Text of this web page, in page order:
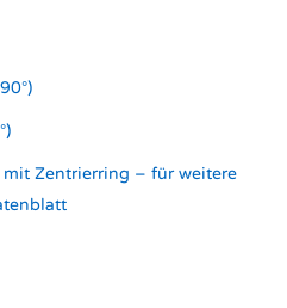
Zentrierring – für weitere